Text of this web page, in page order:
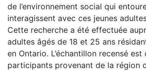
de l’environnement social qui
interagissent avec ces jeunes
Cette recherche a été effectuée
adultes âgés de 18 et 25 ans
en Ontario. L’échantillon recensé
participants provenant de la région